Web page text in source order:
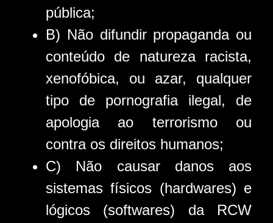
pública;
B) Não difundir propaganda ou
conteúdo de natureza racista,
xenofóbica, ou azar, qualquer
tipo de pornografia ilegal, de
apologia ao terrorismo ou
contra os direitos humanos;
C) Não causar danos aos
sistemas físicos (hardwares) e
lógicos (softwares) da RCW